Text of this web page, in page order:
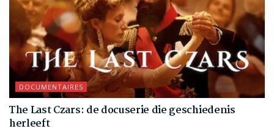
DOCUMENTAIRES
The Last Czars: de docuserie die geschiedenis
herleeft